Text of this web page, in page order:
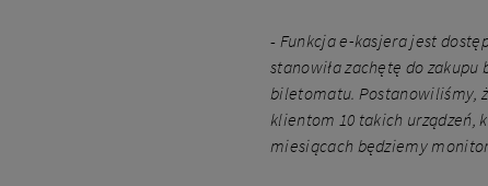
- Funkcja e-kasjera jest
stanowiła zachętę do
biletomatu. Postanowiliśmy,
klientom 10 takich urządzeń,
miesiącach będziemy